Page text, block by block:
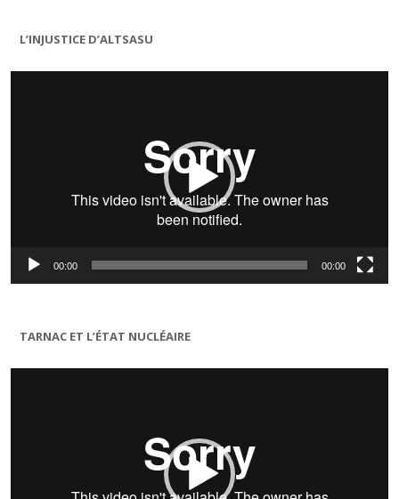
L’INJUSTICE D’ALTSASU
Lecteur
00:00 00:00
TARNAC ET L’ÉTAT NUCLÉAIRE
Lecteur